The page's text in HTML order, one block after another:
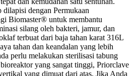
dilapisi dengan Permukaan
Biomaster® untuk membantu
silang oleh bakteri, jamur, dan
terbuat dari baja tahan karat 316L
tahan dan keandalan yang lebih
perlu melakukan sterilisasi tabung
yang sangat tinggi, Priorclave
yang dimuat dari atas. Jika Anda